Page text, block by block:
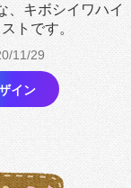
、キボシイワハイ
トです。
11/29
イン